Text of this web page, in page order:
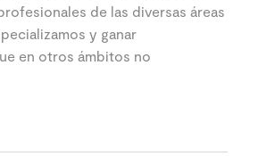
de las diversas áreas
y ganar
en otros ámbitos no